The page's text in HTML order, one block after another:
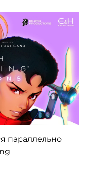
параллельно